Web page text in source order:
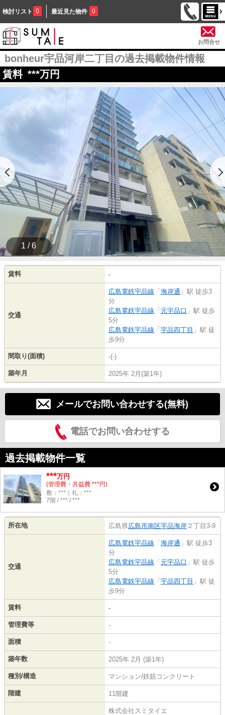
検討リスト 0 最近見た物件 0
お問合せ
bonheur宇品河岸二丁目の過去掲載物件情報
賃料 ***万円
1 / 6
賃料 -
交通
広島電鉄宇品線 「 海岸通 」駅 徒歩3
分
広島電鉄宇品線 「 元宇品口 」駅 徒歩
5分
広島電鉄宇品線 「 宇品四丁目 」駅 徒
歩9分
間取り(面積) -(-)
築年月 2025年 2月(築1年)
メールでお問い合わせする(無料)
電話でお問い合わせする
過去掲載物件一覧
***万円
(管理費・共益費 ***円)
敷：***｜礼：***
7階 / *** / ***
所在地 広島県広島市南区宇品海岸 ２丁目3-9
交通
広島電鉄宇品線 「 海岸通 」駅 徒歩3
分
広島電鉄宇品線 「 元宇品口 」駅 徒歩
5分
広島電鉄宇品線 「 宇品四丁目 」駅 徒
歩9分
賃料 -
管理費等 -
面積 -
築年数 2025年 2月 (築1年)
種別/構造 マンション/鉄筋コンクリート
階建 11階建
株式会社スミタイエ